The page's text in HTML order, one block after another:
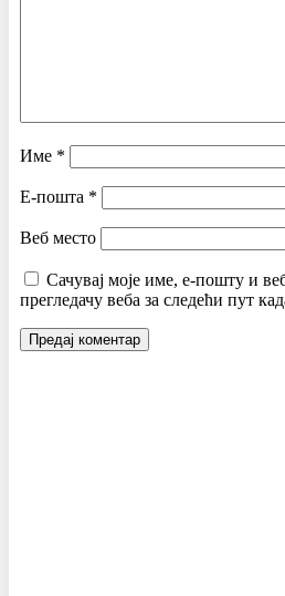
Име *
Е-пошта *
Веб место
Сачувај моје име, е-пошту и
прегледачу веба за следећи пут